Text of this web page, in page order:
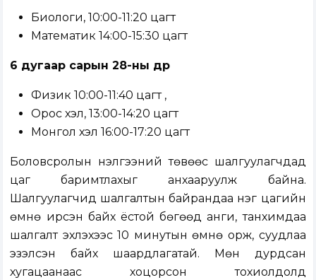
Биологи, 10:00-11:20 цагт
Математик 14:00-15:30 цагт
6 дугаар сарын 28-ны өдөр
Физик 10:00-11:40 цагт ,
Орос хэл, 13:00-14:20 цагт
Монгол хэл 16:00-17:20 цагт
Боловсролын үнэлгээний төвөөс шалгуулагчдад
цаг баримтлахыг анхааруулж байна.
Шалгуулагчид шалгалтын байрандаа нэг цагийн
өмнө ирсэн байх ёстой бөгөөд анги, танхимдаа
шалгалт эхлэхээс 10 минутын өмнө орж, суудлаа
эзэлсэн байх шаардлагатай. Мөн дурдсан
хугацаанаас хоцорсон тохиолдолд